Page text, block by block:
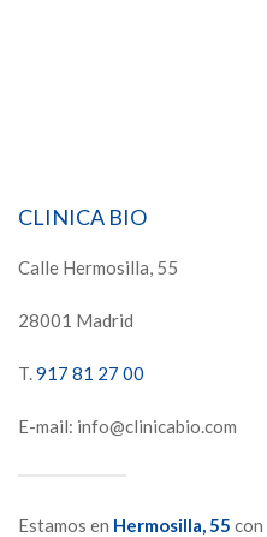
CLINICA BIO
Calle Hermosilla, 55
28001 Madrid
T.917 81 27 00
E-mail: info@clinicabio.com
Estamos en Hermosilla,55 con